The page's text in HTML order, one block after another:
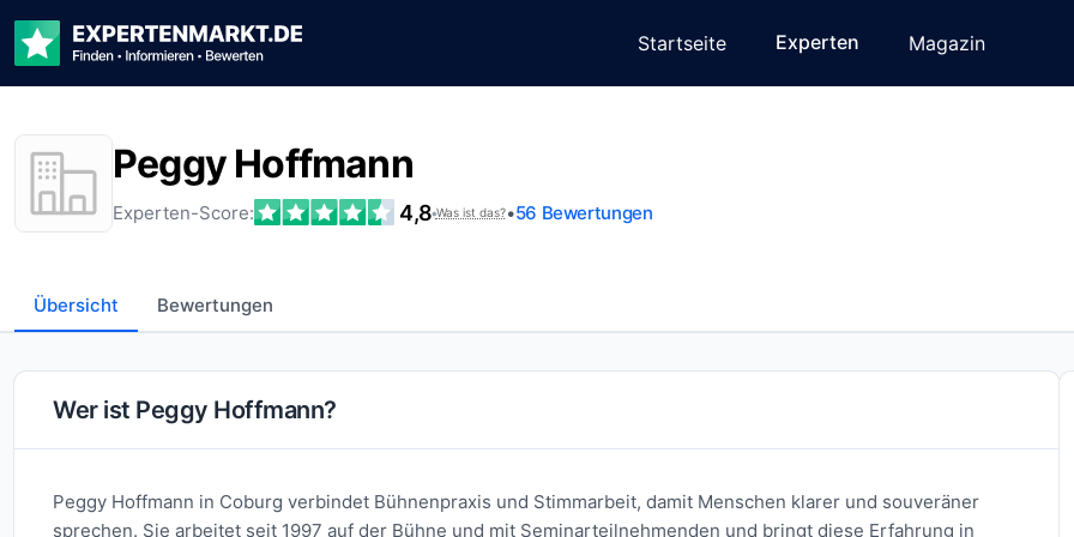
Startseite Experten Magazin
Peggy Hoffmann
Experten-Score: 4,8•Was ist das?•56 Bewertungen
Übersicht Bewertungen
Wer ist Peggy Hoffmann?
Peggy Hoffmann in Coburg verbindet Bühnenpraxis und Stimmarbeit, damit Menschen klarer und souveräner
sprechen. Sie arbeitet seit 1997 auf der Bühne und mit Seminarteilnehmenden und bringt diese Erfahrung in